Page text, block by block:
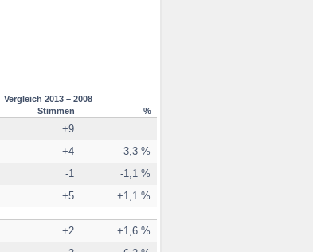
Vergleich 2013 – 2008
Stimmen %
+9
+4
-3,3 %
-1
-1,1 %
+5 +1,1 %
+2
+1,6 %